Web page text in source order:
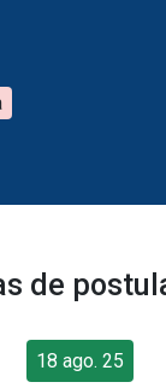
de
18 ago. 25